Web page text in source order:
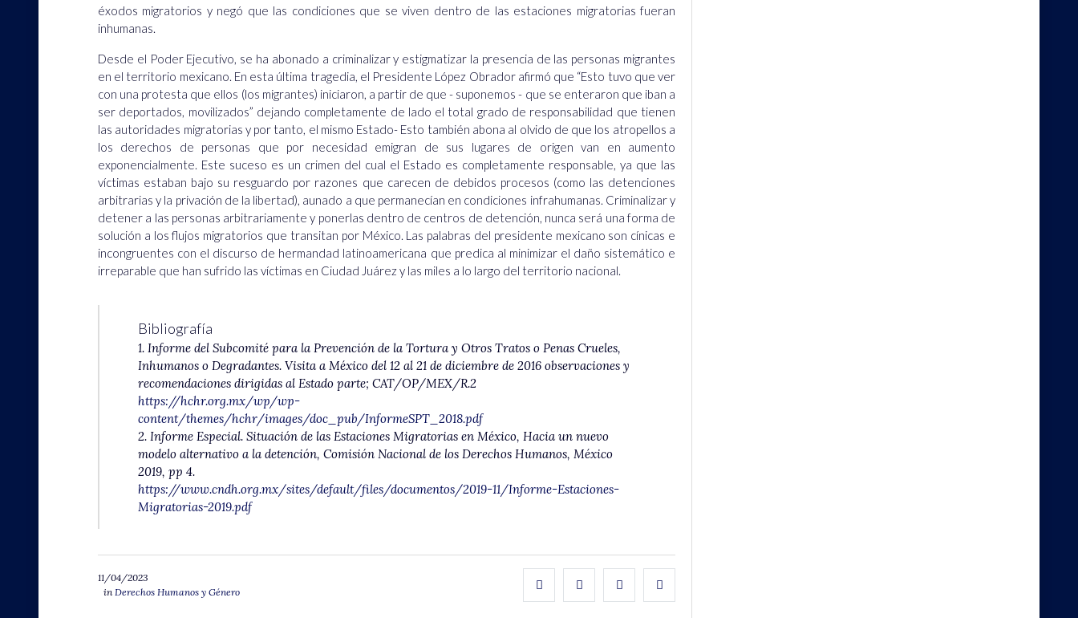
éxodos migratorios y negó que las condiciones que se viven dentro de las estaciones migratorias fueran
inhumanas.
Desde el Poder Ejecutivo, se ha abonado a criminalizar y estigmatizar la presencia de las personas migrantes
en el territorio mexicano. En esta última tragedia, el Presidente López Obrador afirmó que “Esto tuvo que ver
con una protesta que ellos (los migrantes) iniciaron, a partir de que - suponemos - que se enteraron que iban a
ser deportados, movilizados” dejando completamente de lado el total grado de responsabilidad que tienen
las autoridades migratorias y por tanto, el mismo Estado- Esto también abona al olvido de que los atropellos a
los derechos de personas que por necesidad emigran de sus lugares de origen van en aumento
exponencialmente. Este suceso es un crimen del cual el Estado es completamente responsable, ya que las
víctimas estaban bajo su resguardo por razones que carecen de debidos procesos (como las detenciones
arbitrarias y la privación de la libertad), aunado a que permanecían en condiciones infrahumanas. Criminalizar y
detener a las personas arbitrariamente y ponerlas dentro de centros de detención, nunca será una forma de
solución a los flujos migratorios que transitan por México. Las palabras del presidente mexicano son cínicas e
incongruentes con el discurso de hermandad latinoamericana que predica al minimizar el daño sistemático e
irreparable que han sufrido las víctimas en Ciudad Juárez y las miles a lo largo del territorio nacional.
Bibliografía
1. Informe del Subcomité para la Prevención de la Tortura y Otros Tratos o Penas Crueles,
Inhumanos o Degradantes. Visita a México del 12 al 21 de diciembre de 2016 observaciones y
recomendaciones dirigidas al Estado parte; CAT/OP/MEX/R.2
https://hchr.org.mx/wp/wp-
content/themes/hchr/images/doc_pub/InformeSPT_2018.pdf
2. Informe Especial. Situación de las Estaciones Migratorias en México, Hacia un nuevo
modelo alternativo a la detención, Comisión Nacional de los Derechos Humanos, México
2019, pp 4.
https://www.cndh.org.mx/sites/default/files/documentos/2019-11/Informe-Estaciones-
Migratorias-2019.pdf
11/04/2023
in Derechos Humanos y Género